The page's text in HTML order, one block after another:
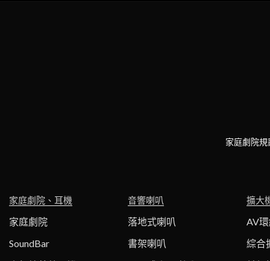
家庭劇院
家庭劇院、耳機
家庭劇院
SoundBar
音響喇叭
落地式喇叭
書架喇叭
擴大
AV
綜合